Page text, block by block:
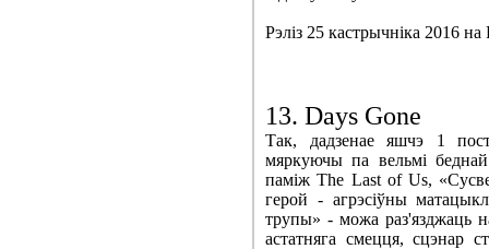
Рэліз 25 кастрычніка 2016 на
13. Days Gone
Так, дадзенае яшчэ 1
мяркуючы па вельмі
паміж The Last of Us,
герой - агрэсіўны
трупы» - можа раз'язджаць
астатняга смецця, сцэнар